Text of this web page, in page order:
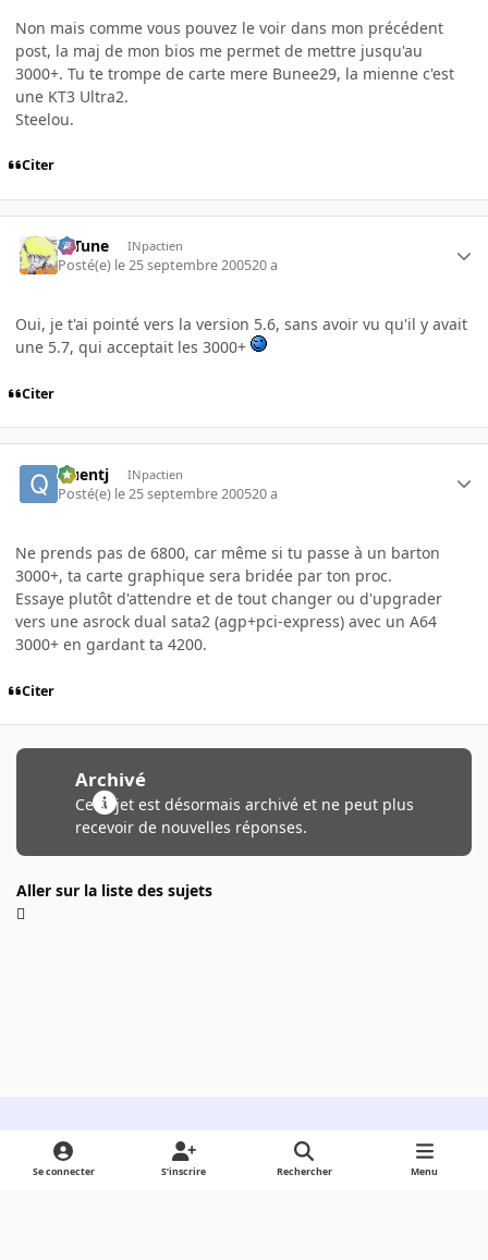
Non mais comme vous pouvez le voir dans mon précédent
post, la maj de mon bios me permet de mettre jusqu'au
3000+. Tu te trompe de carte mere Bunee29, la mienne c'est
une KT3 Ultra2.
Steelou.
Citer
D-Tune INpactien
Posté(e) le 25 septembre 200520 a
Oui, je t'ai pointé vers la version 5.6, sans avoir vu qu'il y avait
une 5.7, qui acceptait les 3000+
Citer
Quentj INpactien
Posté(e) le 25 septembre 200520 a
Ne prends pas de 6800, car même si tu passe à un barton
3000+, ta carte graphique sera bridée par ton proc.
Essaye plutôt d'attendre et de tout changer ou d'upgrader
vers une asrock dual sata2 (agp+pci-express) avec un A64
3000+ en gardant ta 4200.
Citer
Archivé
Ce sujet est désormais archivé et ne peut plus
recevoir de nouvelles réponses.
Aller sur la liste des sujets
Light ModeDark ModeSystem Preference
Se connecter S’inscrire Rechercher Menu